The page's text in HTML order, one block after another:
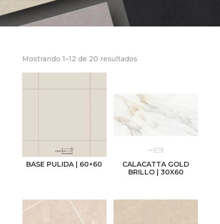
Mostrando 1–12 de 20 resultados
BASE PULIDA | 60×60
CALACATTA GOLD
BRILLO | 30X60